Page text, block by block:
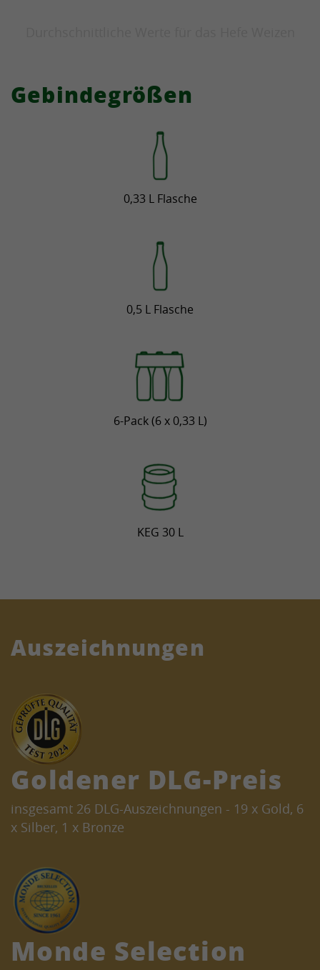
Gebindegrößen
0,33 L Flasche
0,5 L Flasche
6-Pack (6 x 0,33 L)
KEG 30 L
Auszeichnungen
Goldener DLG-Preis
insgesamt 26 DLG-Auszeichnungen - 19 x Gold, 6
x Silber, 1 x Bronze
Monde Selection